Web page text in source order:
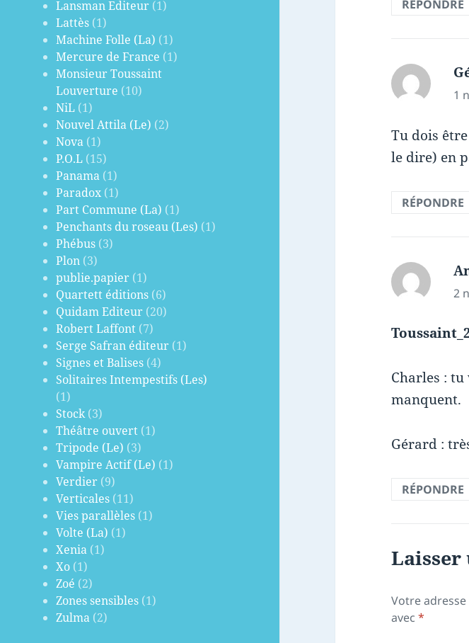
Lansman Editeur (1)
Lattès (1)
Machine Folle (La) (1)
Mercure de France (1)
Monsieur Toussaint
Louverture (10)
NiL (1)
Nouvel Attila (Le) (2)
Nova (1)
P.O.L (15)
Panama (1)
Paradox (1)
Part Commune (La) (1)
Penchants du roseau (Les) (1)
Phébus (3)
Plon (3)
publie.papier (1)
Quartett éditions (6)
Quidam Editeur (20)
Robert Laffont (7)
Serge Safran éditeur (1)
Signes et Balises (4)
Solitaires Intempestifs (Les)
(1)
Stock(3)
Théâtre ouvert (1)
Tripode (Le) (3)
Vampire Actif (Le) (1)
Verdier (9)
Verticales (11)
Vies parallèles (1)
Volte (La) (1)
Xenia (1)
Xo (1)
Zoé (2)
Zones sensibles (1)
Zulma (2)
RÉPONDRE
1
Tu dois
le dire) en
RÉPONDRE
2
Charles : tu
manquent.
Gérard :
RÉPONDRE
Laisser
Votre
avec*